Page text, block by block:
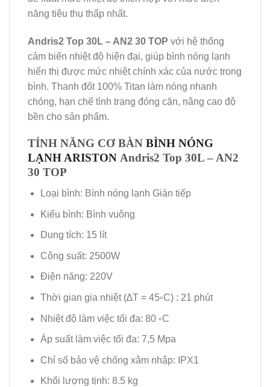
năng tiêu thụ thấp nhất.
Andris2 Top 30L – AN2 30 TOP với hệ thống
cảm biến nhiệt độ hiện đại, giúp bình nóng lạnh
hiển thị được mức nhiệt chính xác của nước trong
bình. Thanh đốt 100% Titan làm nóng nhanh
chóng, hạn chế tình trạng đóng cặn, nâng cao độ
bền cho sản phẩm.
TÍNH NĂNG CƠ BÀN BÌNH NÓNG
LẠNH ARISTON Andris2 Top 30L – AN2
30 TOP
Loại bình: Bình nóng lạnh Gián tiếp
Kiểu bình: Bình vuông
Dung tích: 15 lít
Công suất: 2500W
Điện năng: 220V
Thời gian gia nhiệt (∆T = 45◦C) : 21 phút
Nhiệt độ làm việc tối đa: 80 ◦C
Áp suất làm việc tối đa: 7,5 Mpa
Chỉ số bảo vệ chống xâm nhập: IPX1
Khối lượng tịnh: 8.5 kg